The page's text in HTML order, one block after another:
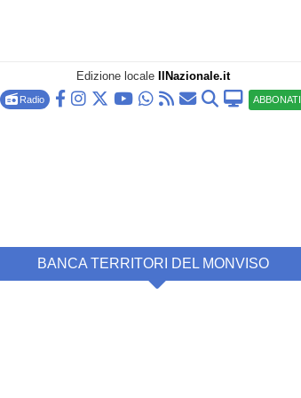
Edizione locale IlNazionale.it
Radio ABBONATI
BANCA TERRITORI DEL MONVISO